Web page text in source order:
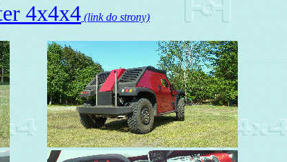
4x4x4 (link do strony)